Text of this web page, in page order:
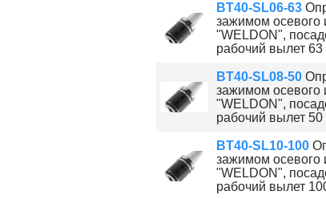
BT40-SL06-63
зажимом осевого
"WELDON",
рабочий вылет
BT40-SL08-50
зажимом осевого
"WELDON",
рабочий вылет
BT40-SL10-100
зажимом осевого
"WELDON",
рабочий вылет